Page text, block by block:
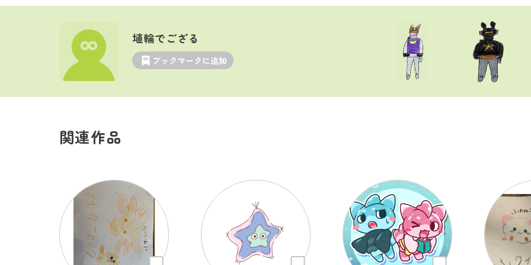
埴輪でござる
ブックマークに追加
関連作品